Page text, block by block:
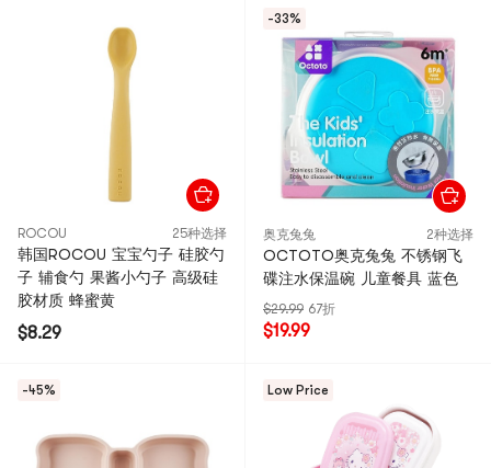
ROCOU 25种选择
韩国ROCOU 宝宝勺子 硅胶勺
子 辅食勺 果酱小勺子 高级硅
胶材质 蜂蜜黄
$8.29
-33%
奥克兔兔 2种选择
OCTOTO奥克兔兔 不锈钢飞
碟注水保温碗 儿童餐具 蓝色
$29.99 67折
$19.99
-45% Low Price